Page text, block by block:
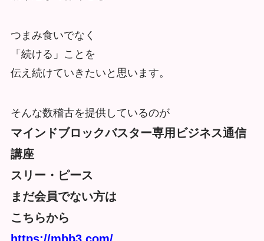
つまみ食いでなく
「続ける」ことを
伝え続けていきたいと思います。
そんな数稽古を提供しているのが
マインドブロックバスター専用ビジネス通信
講座
スリー・ピース
まだ会員でない方は
こちらから